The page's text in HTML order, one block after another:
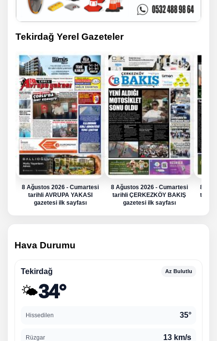
Tekirdağ Yerel Gazeteler
8 Ağustos 2026 - Cumartesi
tarihli AVRUPA YAKASI
gazetesi ilk sayfası
8 Ağustos 2026 - Cumartesi
tarihli ÇERKEZKÖY BAKIŞ
gazetesi ilk sayfası
8
tarihli
Hava Durumu
Tekirdağ Az Bulutlu
🌤️34°
Hissedilen 35°
Rüzgar 13 km/s